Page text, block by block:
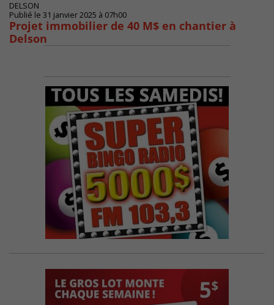
DELSON
Publié le 31 janvier 2025 à 07h00
Projet immobilier de 40 M$ en chantier à
Delson